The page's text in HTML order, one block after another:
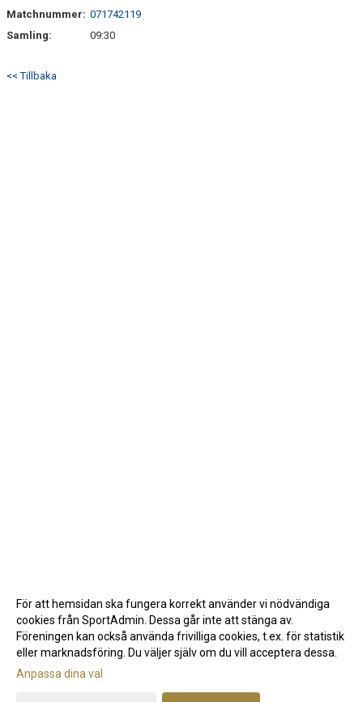
TRYGG I ASTRIO
ASTRIOSHOPEN
Matchnummer: 071742119
Samling:
09:30
<< Tillbaka
Gå till Webbversion
För att hemsidan ska fungera korrekt använder vi nödvändiga
cookies från SportAdmin. Dessa går inte att stänga av.
Föreningen kan också använda frivilliga cookies, t.ex. för statistik
eller marknadsföring. Du väljer själv om du vill acceptera dessa.
Anpassa dina val